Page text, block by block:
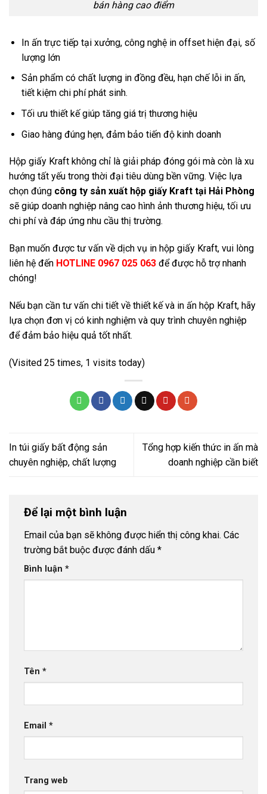
bán hàng cao điểm
In ấn trực tiếp tại xưởng, công nghệ in offset hiện đại, số
lượng lớn
Sản phẩm có chất lượng in đồng đều, hạn chế lỗi in ấn,
tiết kiệm chi phí phát sinh.
Tối ưu thiết kế giúp tăng giá trị thương hiệu
Giao hàng đúng hẹn, đảm bảo tiến độ kinh doanh
Hộp giấy Kraft không chỉ là giải pháp đóng gói mà còn là xu
hướng tất yếu trong thời đại tiêu dùng bền vững. Việc lựa
chọn đúng công ty sản xuất hộp giấy Kraft tại Hải Phòng
sẽ giúp doanh nghiệp nâng cao hình ảnh thương hiệu, tối ưu
chi phí và đáp ứng nhu cầu thị trường.
Bạn muốn được tư vấn về dịch vụ in hộp giấy Kraft, vui lòng
liên hệ đến HOTLINE 0967 025 063 để được hỗ trợ nhanh
chóng!
Nếu bạn cần tư vấn chi tiết về thiết kế và in ấn hộp Kraft, hãy
lựa chọn đơn vị có kinh nghiệm và quy trình chuyên nghiệp
để đảm bảo hiệu quả tốt nhất.
(Visited 25 times, 1 visits today)
In túi giấy bất động sản
chuyên nghiệp, chất lượng
Tổng hợp kiến thức in ấn mà
doanh nghiệp cần biết
Để lại một bình luận
Email của bạn sẽ không được hiển thị công khai. Các
trường bắt buộc được đánh dấu *
Bình luận *
Tên *
Email *
Trang web